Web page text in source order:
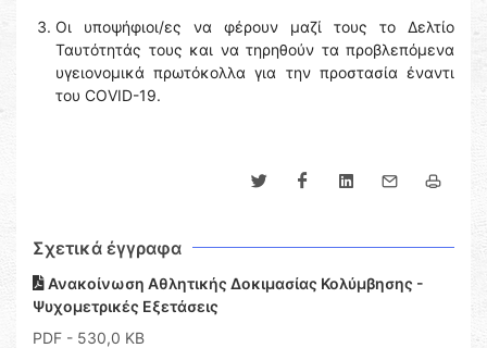
Οι υποψήφιοι/ες να φέρουν μαζί τους το Δελτίο
Ταυτότητάς τους και να τηρηθούν τα προβλεπόμενα
υγειονομικά πρωτόκολλα για την προστασία έναντι
του COVID-19.
Σχετικά έγγραφα
Ανακοίνωση Αθλητικής Δοκιμασίας Κολύμβησης -
Ψυχομετρικές Εξετάσεις
PDF - 530,0 KB